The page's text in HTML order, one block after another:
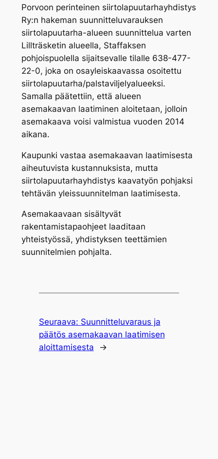
Porvoon perinteinen siirtolapuutarhayhdistys
Ry:n hakeman suunnitteluvarauksen
siirtolapuutarha-alueen suunnittelua varten
Lillträsketin alueella, Staffaksen
pohjoispuolella sijaitsevalle tilalle 638-477-
22-0, joka on osayleiskaavassa osoitettu
siirtolapuutarha/palstaviljelyalueeksi.
Samalla päätettiin, että alueen
asemakaavan laatiminen aloitetaan, jolloin
asemakaava voisi valmistua vuoden 2014
aikana.
Kaupunki vastaa asemakaavan laatimisesta
aiheutuvista kustannuksista, mutta
siirtolapuutarhayhdistys kaavatyön pohjaksi
tehtävän yleissuunnitelman laatimisesta.
Asemakaavaan sisältyvät
rakentamistapaohjeet laaditaan
yhteistyössä, yhdistyksen teettämien
suunnitelmien pohjalta.
Seuraava: Suunnitteluvaraus ja
päätös asemakaavan laatimisen
aloittamisesta
→